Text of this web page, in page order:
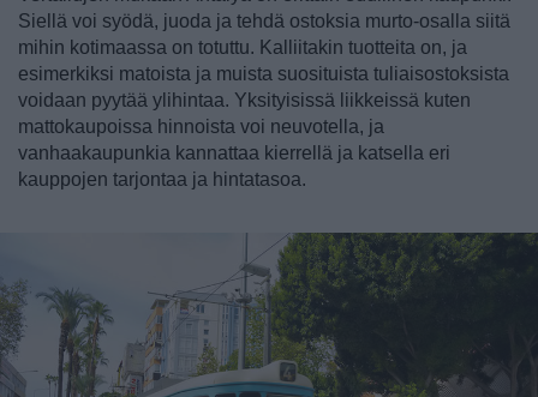
Siellä voi syödä, juoda ja tehdä ostoksia murto-osalla siitä
mihin kotimaassa on totuttu. Kalliitakin tuotteita on, ja
esimerkiksi matoista ja muista suosituista tuliaisostoksista
voidaan pyytää ylihintaa. Yksityisissä liikkeissä kuten
mattokaupoissa hinnoista voi neuvotella, ja
vanhaakaupunkia kannattaa kierrellä ja katsella eri
kauppojen tarjontaa ja hintatasoa.